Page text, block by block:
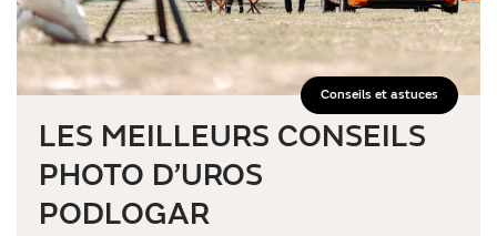
Conseils et astuces
LES MEILLEURS CONSEILS
PHOTO D’UROS
PODLOGAR